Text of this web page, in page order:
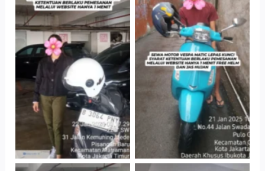
Cityplaza
Jatinegara Gedung
Parkir P6A
Antar Jemput
Kendaraan